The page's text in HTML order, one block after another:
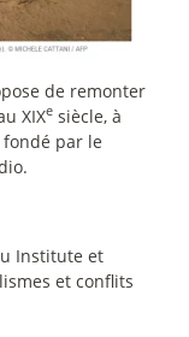
de remonter
XIXe siècle, à
par le
Institute et
et conflits